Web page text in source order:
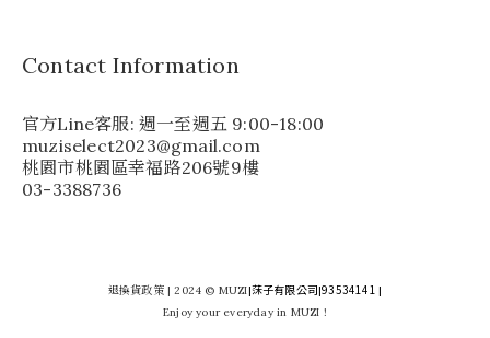
Contact Information
官方Line客服: 週一至週五 9:00-18:00
muziselect2023@gmail.com
桃園市桃園區幸福路206號9樓
03-3388736
退換貨政策| 2024 © MUZI|莯子有限公司|93534141|
Enjoy your everyday in MUZI !